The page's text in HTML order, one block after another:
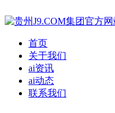
首页
关于我们
ai资讯
ai动态
联系我们